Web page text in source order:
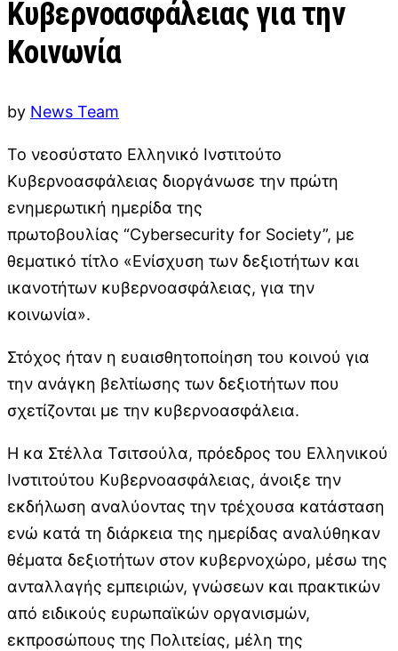
Κυβερνοασφάλειας για την
Κοινωνία
by News Team
Το νεοσύστατο Ελληνικό Ινστιτούτο
Κυβερνοασφάλειας διοργάνωσε την πρώτη
ενημερωτική ημερίδα της
πρωτοβουλίας “Cybersecurity for Society”, με
θεματικό τίτλο «Ενίσχυση των δεξιοτήτων και
ικανοτήτων κυβερνοασφάλειας, για την
κοινωνία».
Στόχος ήταν η ευαισθητοποίηση του κοινού για
την ανάγκη βελτίωσης των δεξιοτήτων που
σχετίζονται με την κυβερνοασφάλεια.
Η κα Στέλλα Τσιτσούλα, πρόεδρος του Ελληνικού
Ινστιτούτου Κυβερνοασφάλειας, άνοιξε την
εκδήλωση αναλύοντας την τρέχουσα κατάσταση
ενώ κατά τη διάρκεια της ημερίδας αναλύθηκαν
θέματα δεξιοτήτων στον κυβερνοχώρο, μέσω της
ανταλλαγής εμπειριών, γνώσεων και πρακτικών
από ειδικούς ευρωπαϊκών οργανισμών,
εκπροσώπους της Πολιτείας, μέλη της